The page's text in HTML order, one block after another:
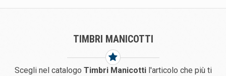
TIMBRI MANICOTTI
Scegli nel catalogo Timbri Manicottil'articolo che più ti